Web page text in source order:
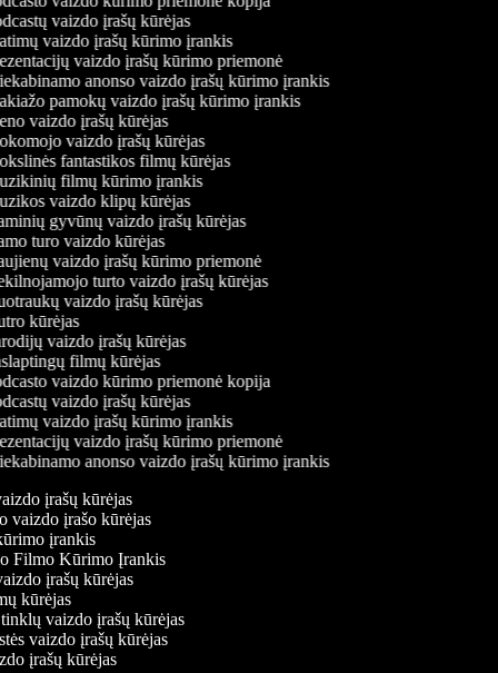
vaizdo įrašų kūrėjas
vaizdo įrašų kūrimo įrankis
vaizdo įrašų kūrimo priemonė
anonso vaizdo įrašų kūrimo įrankis
pamokų vaizdo įrašų kūrimo įrankis
vaizdo įrašų kūrėjas
vaizdo įrašų kūrėjas
fantastikos filmų kūrėjas
filmų kūrimo įrankis
vaizdo klipų kūrėjas
gyvūnų vaizdo įrašų kūrėjas
turo vaizdo kūrėjas
vaizdo įrašų kūrimo priemonė
turto vaizdo įrašų kūrėjas
vaizdo įrašų kūrėjas
kūrėjas
vaizdo įrašų kūrėjas
filmų kūrėjas
vaizdo kūrimo priemonė kopija
vaizdo įrašų kūrėjas
vaizdo įrašų kūrimo įrankis
vaizdo įrašų kūrimo priemonė
anonso vaizdo įrašų kūrimo įrankis
įrašų kūrėjas
vaizdo įrašo kūrėjas
įrankis
Filmo Kūrimo Įrankis
įrašų kūrėjas
kūrėjas
tinklų vaizdo įrašų kūrėjas
vaizdo įrašų kūrėjas
įrašų kūrėjas